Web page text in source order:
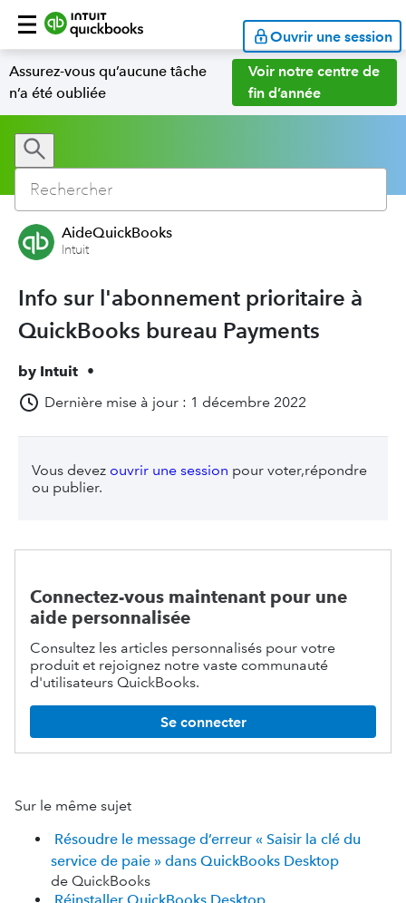
Ouvrir une session
Assurez-vous qu’aucune tâche
n’a été oubliée
Voir notre centre de
fin d’année
AideQuickBooks
Intuit
Info sur l'abonnement prioritaire à
QuickBooks bureau Payments
by Intuit •
Dernière mise à jour : 1 décembre 2022
Vous devez ouvrir une session pour voter,répondre
ou publier.
Connectez-vous maintenant pour une
aide personnalisée
Consultez les articles personnalisés pour votre
produit et rejoignez notre vaste communauté
d'utilisateurs QuickBooks.
Se connecter
Sur le même sujet
Résoudre le message d’erreur « Saisir la clé du
service de paie » dans QuickBooks Desktop
de QuickBooks